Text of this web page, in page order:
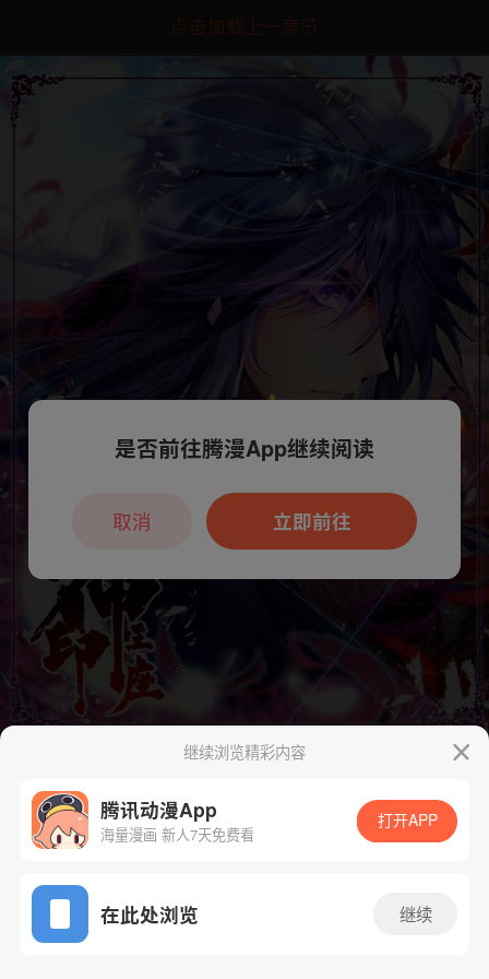
点击加载上一章节
App免费看
下一话 腾漫App免费看
继续浏览精彩内容
腾讯动漫App
海量漫画 新人7天免费看
打开APP
在此处浏览 继续
本章节仅支持App阅读，可打开App新用
户7天免费看
是否前往腾漫App继续阅读
立即前往
取消